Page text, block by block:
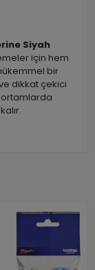
Siyah
için hem
bir
dikkat çekici
ortamlarda